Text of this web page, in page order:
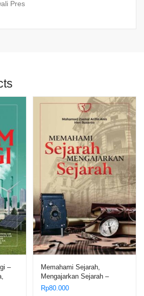
Pres
–
Memahami Sejarah,
Mengajarkan Sejarah –
Mohamad Zaenal Arifin Anis
Rp80.000